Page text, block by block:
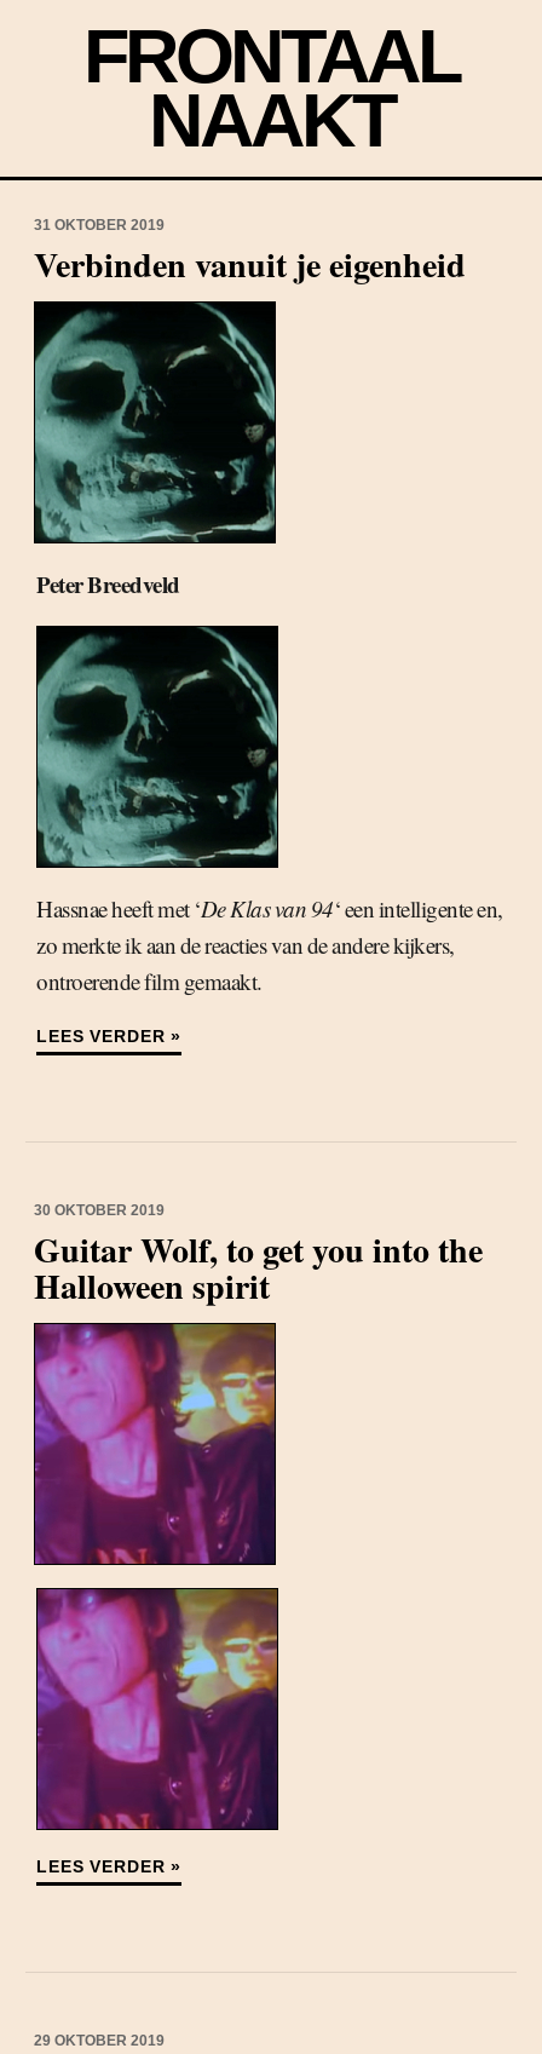
FRONTAAL
NAAKT
31 OKTOBER 2019
Verbinden vanuit je eigenheid
Peter Breedveld
Hassnae heeft met ‘De Klas van 94‘ een intelligente en,
zo merkte ik aan de reacties van de andere kijkers,
ontroerende film gemaakt.
LEES VERDER »
30 OKTOBER 2019
Guitar Wolf, to get you into the
Halloween spirit
LEES VERDER »
29 OKTOBER 2019